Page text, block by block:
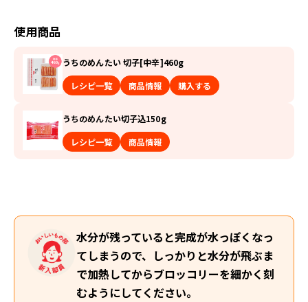
使用商品
うちのめんたい 切子[中辛]460g
レシピ一覧
商品情報 購入する
うちのめんたい切子込150g
レシピ一覧
商品情報
水分が残っていると完成が水っぽくなっ
てしまうので、しっかりと水分が飛ぶま
で加熱してからブロッコリーを細かく刻
むようにしてください。